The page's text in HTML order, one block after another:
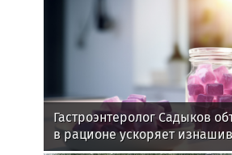
Гастроэнтеролог Садыков
в рационе ускоряет